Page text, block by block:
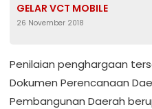
GELAR VCT MOBILE
26 November 2018
Penilaian penghargaan
Dokumen Perencanaan
Pembangunan Daerah